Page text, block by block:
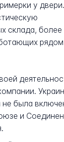
у
склада,
не была
и